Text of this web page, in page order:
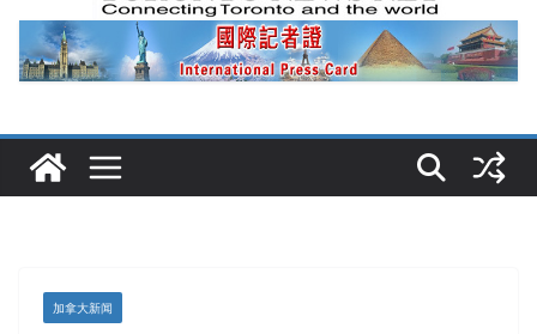
加拿大新闻